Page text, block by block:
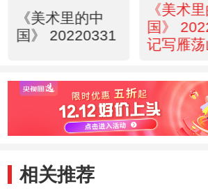
《美术里的中
国》 20220331
《美术
国》
记写雁
相关推荐